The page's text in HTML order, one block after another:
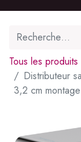
Tous les produits
Distributeur
3,2 cm